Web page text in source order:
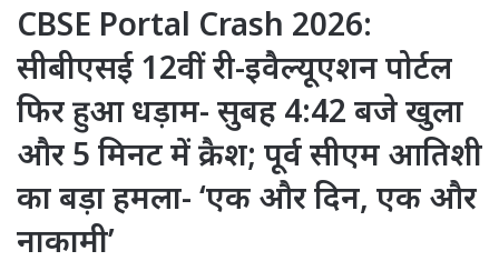
CBSE Portal Crash 2026:
सीबीएसई 12वीं री-इवैल्यूएशन पोर्टल
फिर हुआ धड़ाम- सुबह 4:42 बजे खुला
और 5 मिनट में क्रैश; पूर्व सीएम आतिशी
का बड़ा हमला- ‘एक और दिन, एक और
नाकामी’